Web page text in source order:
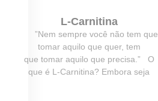
L-Carnitina
”Nem sempre você não tem que
tomar aquilo que quer, tem
que tomar aquilo que precisa.” O
que é L-Carnitina? Embora seja